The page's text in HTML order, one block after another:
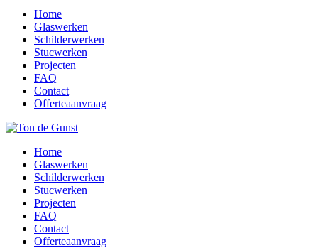
Home
Glaswerken
Schilderwerken
Stucwerken
Projecten
FAQ
Contact
Offerteaanvraag
Home
Glaswerken
Schilderwerken
Stucwerken
Projecten
FAQ
Contact
Offerteaanvraag